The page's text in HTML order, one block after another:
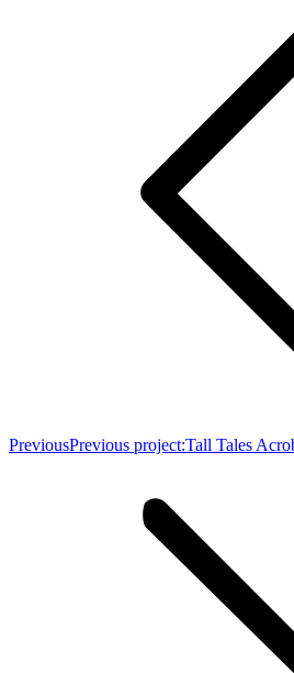
PreviousPrevious project:Tall Tales